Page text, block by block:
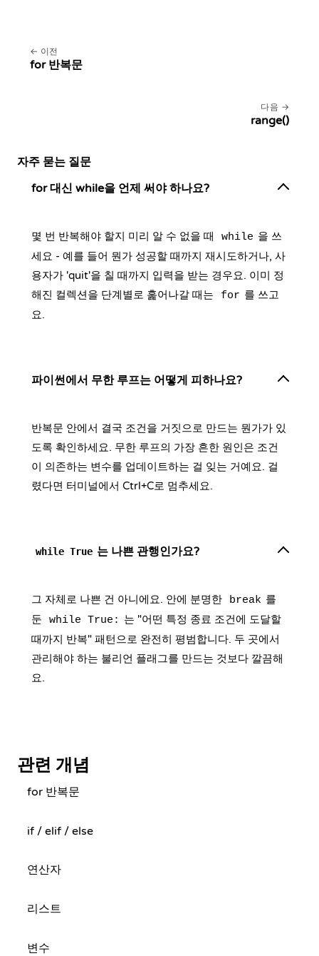
이전
for 반복문
다음
range()
자주 묻는 질문
for 대신 while을 언제 써야 하나요?
몇 번 반복해야 할지 미리 알 수 없을 때 while 을 쓰
세요 - 예를 들어 뭔가 성공할 때까지 재시도하거나, 사
용자가 'quit'을 칠 때까지 입력을 받는 경우요. 이미 정
해진 컬렉션을 단계별로 훑어나갈 때는
for 를 쓰고
요.
파이썬에서 무한 루프는 어떻게 피하나요?
반복문 안에서 결국 조건을 거짓으로 만드는 뭔가가 있
도록 확인하세요. 무한 루프의 가장 흔한 원인은 조건
이 의존하는 변수를 업데이트하는 걸 잊는 거예요. 걸
렸다면 터미널에서 Ctrl+C로 멈추세요.
while True 는 나쁜 관행인가요?
그 자체로 나쁜 건 아니에요. 안에 분명한 break 를
둔
while True: 는 "어떤 특정 종료 조건에 도달할
때까지 반복" 패턴으로 완전히 평범합니다. 두 곳에서
관리해야 하는 불리언 플래그를 만드는 것보다 깔끔해
요.
관련 개념
for 반복문
if / elif / else
연산자
리스트
변수